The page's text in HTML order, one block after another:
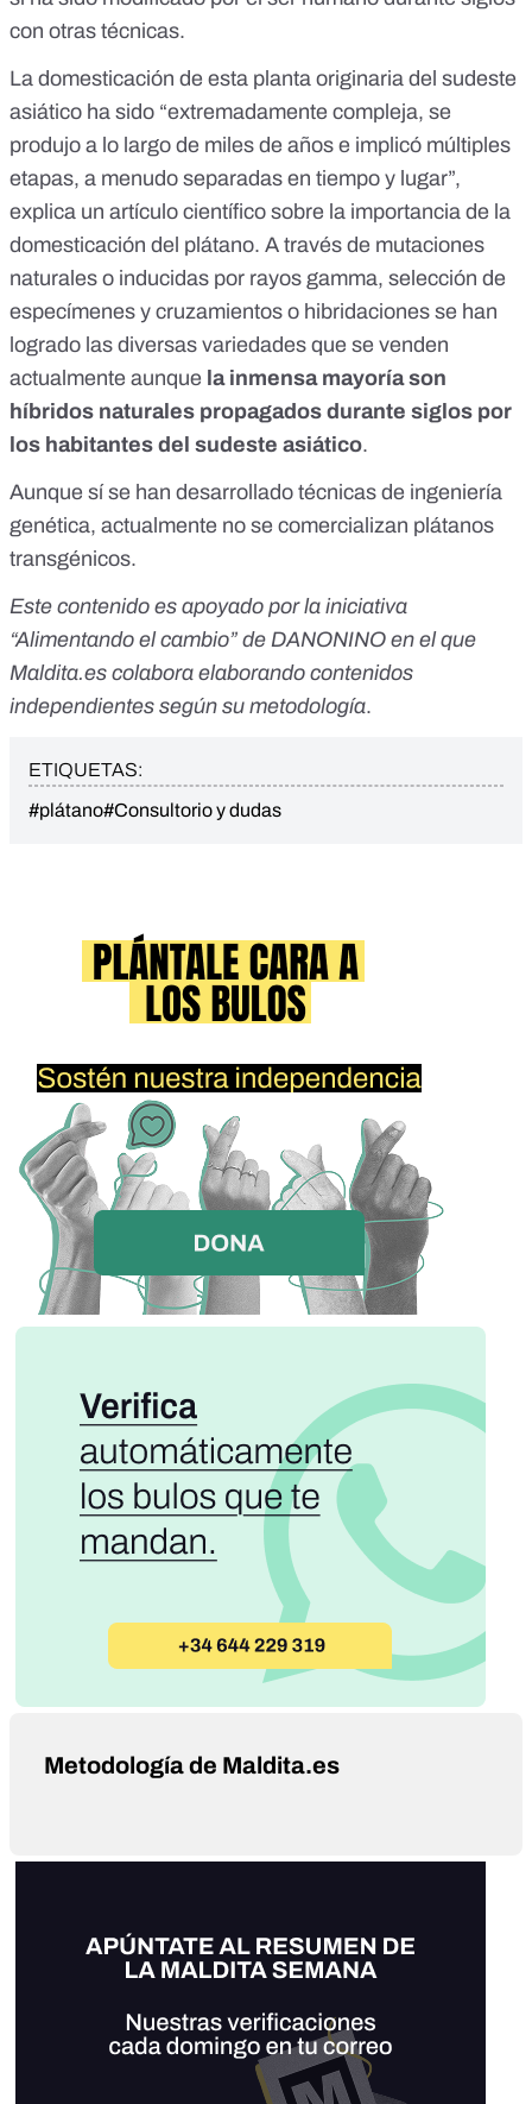
con otras técnicas.
La domesticación de esta planta originaria del sudeste
asiático ha sido “extremadamente compleja, se
produjo a lo largo de miles de años e implicó múltiples
etapas, a menudo separadas en tiempo y lugar”,
explica un artículo científico sobre la importancia de la
domesticación del plátano. A través de mutaciones
naturales o inducidas por rayos gamma, selección de
especímenes y cruzamientos o hibridaciones se han
logrado las diversas variedades que se venden
actualmente aunque la inmensa mayoría son
híbridos naturales propagados durante siglos por
los habitantes del sudeste asiático.
Aunque sí se han desarrollado técnicas de ingeniería
genética, actualmente no se comercializan plátanos
transgénicos.
Este contenido es apoyado por la iniciativa
“Alimentando el cambio” de DANONINO en el que
Maldita.es colabora elaborando contenidos
independientes según su metodología.
ETIQUETAS:
#plátano#Consultorio y dudas
Metodología de Maldita.es